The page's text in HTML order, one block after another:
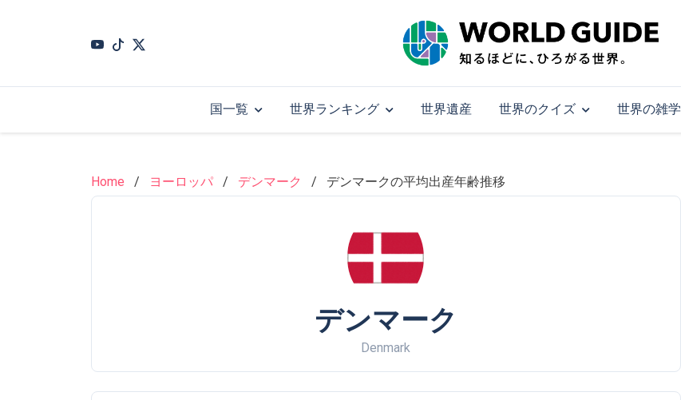
国一覧 世界ランキング 世界遺産 世界のクイズ 世界の雑学
Home ヨーロッパ デンマーク デンマークの平均出産年齢推移
デンマーク
Denmark